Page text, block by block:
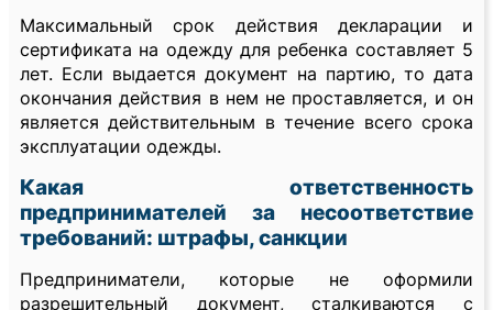
Максимальный срок действия декларации и
сертификата на одежду для ребенка составляет 5
лет. Если выдается документ на партию, то дата
окончания действия в нем не проставляется, и он
является действительным в течение всего срока
эксплуатации одежды.
Какая ответственность
предпринимателей за несоответствие
требований: штрафы, санкции
Предприниматели, которые не оформили
разрешительный документ, сталкиваются с